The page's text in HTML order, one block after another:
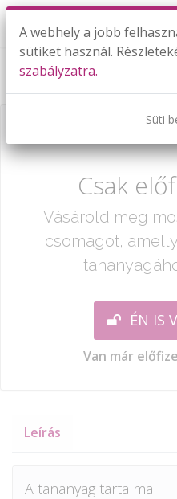
Már csak egy lépés:
Csak
Vásárold meg
csomagot,
ÉN IS
Van már
Leírás
A tananyag tartalma
A webhely a jobb
sütiket használ.
szabályzatra.
Süti